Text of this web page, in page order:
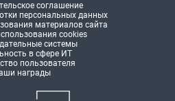
соглашение
персональных данных
материалов сайта
cookies
системы
в сфере ИТ
пользователя
награды